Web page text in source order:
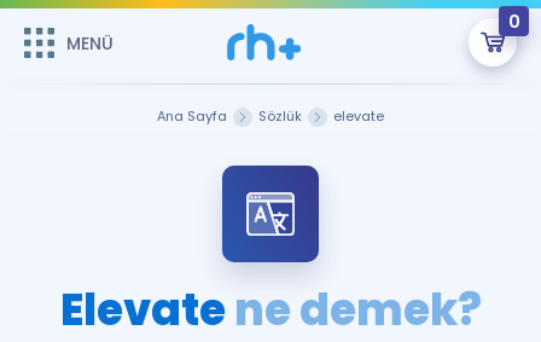
MENÜ
0
Sepetin Şu An Boş.
Remzi Hoca ile seni sınava hazırlayacak onlarca eğitim seni
bekliyor!
MENÜ
Ana Sayfa Sözlük elevate
Elevatene demek?